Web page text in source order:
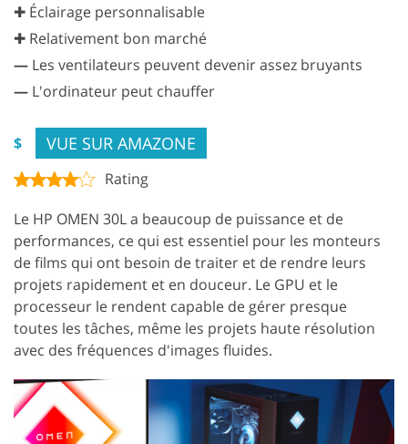
✚ Éclairage personnalisable
✚ Relativement bon marché
— Les ventilateurs peuvent devenir assez bruyants
— L'ordinateur peut chauffer
$ VUE SUR AMAZONE
Rating
Le HP OMEN 30L a beaucoup de puissance et de
performances, ce qui est essentiel pour les monteurs
de films qui ont besoin de traiter et de rendre leurs
projets rapidement et en douceur. Le GPU et le
processeur le rendent capable de gérer presque
toutes les tâches, même les projets haute résolution
avec des fréquences d'images fluides.